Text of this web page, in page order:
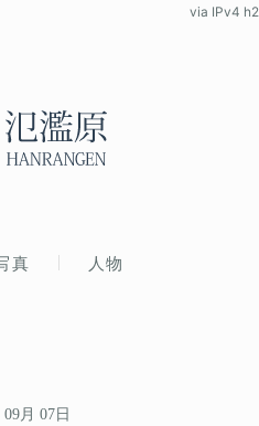
真 人物
via IPv4 h2
09月 07日